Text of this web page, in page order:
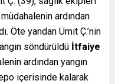
ardından
Öte yandan Ümit Ç.’nin
söndürüldü İtfaiye
ardından yangın
içerisinde kalarak